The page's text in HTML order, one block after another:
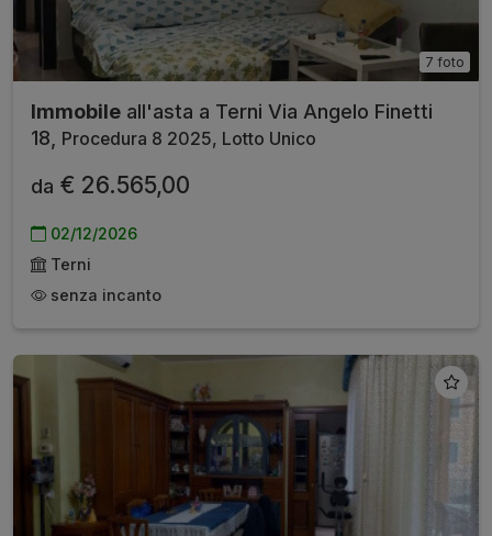
7 foto
Immobile all'asta a Terni Via Angelo Finetti
18,
Procedura 8 2025, Lotto Unico
da € 26.565,00
02/12/2026
Terni
senza incanto